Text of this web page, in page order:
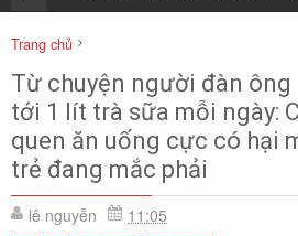
"giải cứu Đại tá phi công
Trang chủ
Ẩm thực
Nhịp sống Sài Gòn
Tiêu điểm
Từ chuyện người đàn ông hôn mê vì uống tới
báo thói quen ăn uống cực có hại mà nhiều
Từ chuyện người đàn ông
tới 1 lít trà sữa mỗi ngày:
quen ăn uống cực có hại
trẻ đang mắc phải
lê nguyễn
11:05
Sài Gòn Style
Nhịp sống Sài Gòn Tin tức
Tản mạn Blog